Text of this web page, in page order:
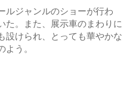
ルジャンルのショーが行わ
た。また、展示車のまわりに
設けられ、とっても華やかな
う。